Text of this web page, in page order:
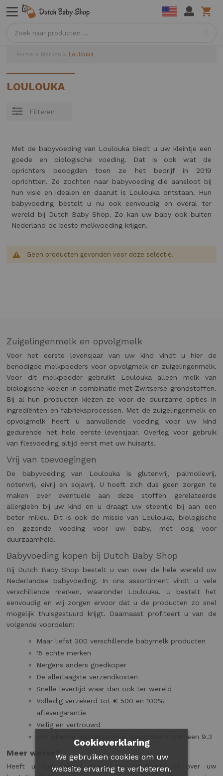
Home Merken Loulouka
LOULOUKA
Filteren
Met de babyvoeding van Loulouka biedt u uw kleintje een
goede en biologische voeding. Dat is ook wat de
oprichters beoogden toen ze het bedrijf in 2019
oprichtten. Ze zochten naar babyvoeding die aansloot bij
hun visie en idealen en daaruit is Loulouka ontstaan. Hun
babyvoeding bestelt u nu ook eenvoudig en overal ter
wereld bij Dutch Baby Shop. Zo kan uw baby ook buiten
Nederland de beste melkvoeding krijgen.
Geen producten gevonden voor deze selectie.
Zuigelingenmelk en opvolgmelk
Voor het eerste levensjaar van uw kind vindt u hier de
benodigde melkpoeders voor opvolgmelk en zuigelingenmelk.
Voor dit melkpoeder gebruikt Loulouka alleen melk van
biologische koeien in combinatie met Zwitserse grondstoffen.
Bij al hun producten kiezen ze voor de duurzame opties in
ingrediënten en fabrieksprocessen. Met de zuigelingenmelk en
opvolgmelk heeft u aanvullende voeding voor uw kind
gedurende het hele eerste levensjaar. Overleg voor gebruik
van flesvoeding altijd eerst met uw huisarts.
Vrij van toevoegingen
De babyvoeding van Loulouka is glutenvrij, palmolievrij,
notenvrij, eivrij en sojavrij. U hoeft zich dus geen zorgen te
maken over eventuele aan deze stoffen gerelateerde
allergieën bij uw kind en u draagt uw steentje bij aan een
beter milieu. Dit is ook de missie van Loulouka, biologische
en gezonde voeding voor uw baby, met oog voor
duurzaamheid.
Babyvoeding kopen bij Dutch Baby Shop
Bij Dutch Baby Shop bestelt u van over de hele wereld uw
Nederlandse babyvoeding. In ons assortiment vindt u vele
verschillende merken, waaronder Loulouka. U bestelt het
eenvoudig en wij zorgen ervoor dat u de producten zo snel
mogelijk thuisgestuurd krijgt. Daarnaast profiteert u van de
volgende voordelen:
Maar liefst 300 verschillende babymelk producten
15 echte merken
Nergens anders goedkoper
De allerlaagste verzendkosten
Snelle levertijd waar dan ook ter wereld
Volledig verzekerd tot € 500 en 100%
aflevergarantie
Veilig en vertrouwd
Uitstekende klantenservice, beoordeeld met een 9.3
Meer weten?
Heeft u nog vragen over onze producten of over uw
Cookieverklaring
We gebruiken cookies om uw
website ervaring te verbeteren.